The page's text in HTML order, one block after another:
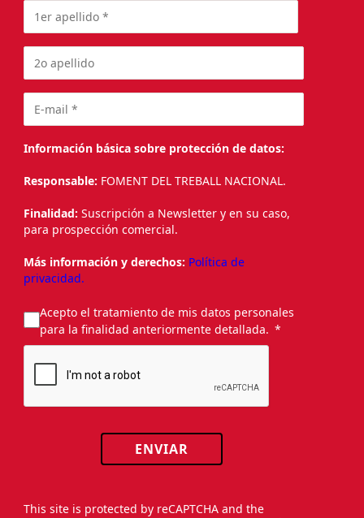
Información básica sobre protección de datos:
Responsable: FOMENT DEL TREBALL NACIONAL.
Finalidad: Suscripción a Newsletter y en su caso,
para prospección comercial.
Más información y derechos: Política de
privacidad.
Acepto el tratamiento de mis datos personales
para la finalidad anteriormente detallada.
ENVIAR
This site is protected by reCAPTCHA and the